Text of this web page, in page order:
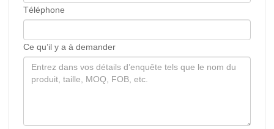
Téléphone
Ce qu’il y a à demander